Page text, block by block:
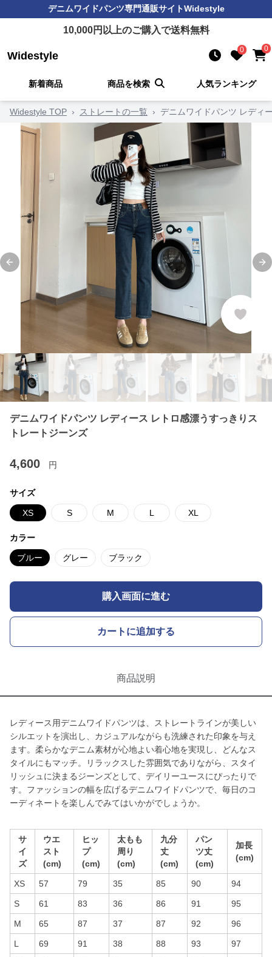
デニムワイドパンツ専門通販サイトWidestyle
10,000円以上のご購入で送料無料
Widestyle 0 0
新着商品 商品を検索 人気ランキング
Widestyle TOP › ストレートの一覧 › デニムワイドパンツ レディ
Previous slide
デニムワイドパンツ レディース レトロ感漂うすっきりス
トレートジーンズ
4,600 円
サイズ
XS S M L XL
カラー
ブルー グレー ブラック
購入画面に進む
カートに追加する
商品説明
レディース用デニムワイドパンツは、ストレートラインが美しい
シルエットを演出し、カジュアルながらも洗練された印象を与え
ます。柔らかなデニム素材が心地よい着心地を実現し、どんなス
タイルにもマッチ。リラックスした雰囲気でありながら、スタイ
リッシュに決まるジーンズとして、デイリーユースにぴったりで
す。ファッションの幅を広げるデニムワイドパンツで、毎日のコ
ーディネートを楽しんでみてはいかがでしょうか。
サ
イ
ズ
ウエ
スト
(cm)
ヒッ
プ
(cm)
太もも
周り
(cm)
九分
丈
(cm)
パン
ツ丈
(cm)
加長
(cm)
XS 57 79 35 85 90 94
S 61 83 36 86 91 95
M 65 87 37 87 92 96
L 69 91 38 88 93 97